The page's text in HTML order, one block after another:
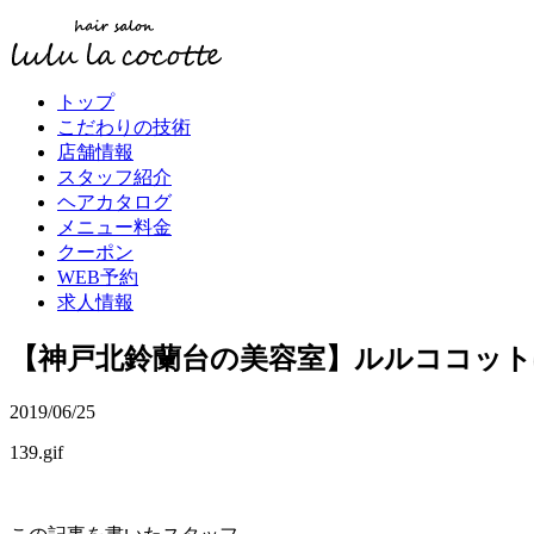
トップ
こだわりの技術
店舗情報
スタッフ紹介
ヘアカタログ
メニュー料金
クーポン
WEB予約
求人情報
【神戸北鈴蘭台の美容室】ルルココッ
2019/06/25
139.gif